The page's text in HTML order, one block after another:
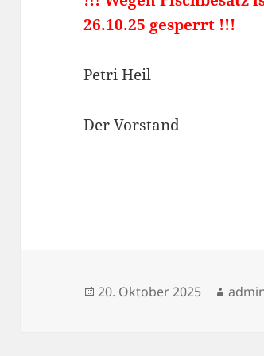
26.10.25 gesperrt !!!
Petri Heil
Der Vorstand
Veröffentlicht
20. Oktober 2025 Autor